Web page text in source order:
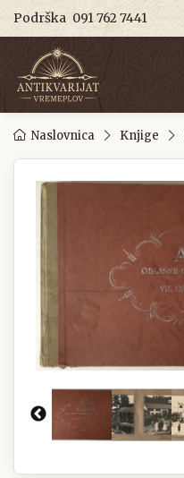
Podrška 091 762 7441
Naslovnica Knjige